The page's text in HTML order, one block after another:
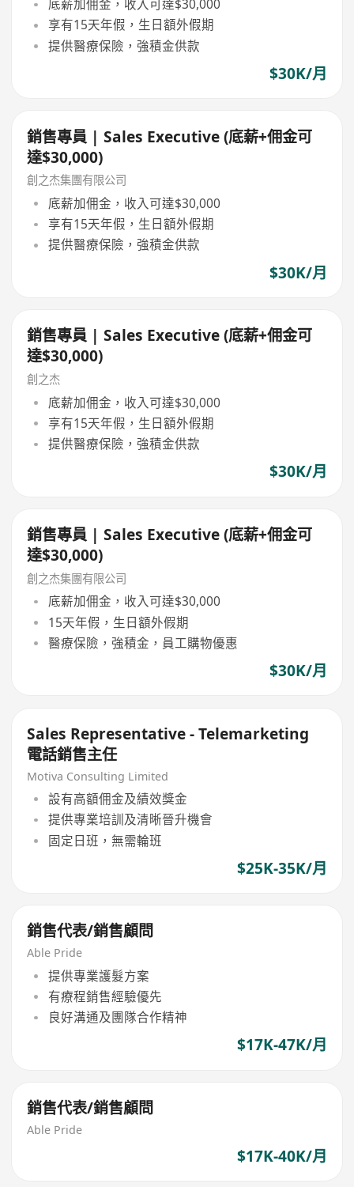
底薪加佣金，收入可達$30,000
享有15天年假，生日額外假期
提供醫療保險，強積金供款
$30K/月
銷售專員 | Sales Executive (底薪+佣金可
達$30,000)
創之杰集團有限公司
底薪加佣金，收入可達$30,000
享有15天年假，生日額外假期
提供醫療保險，強積金供款
$30K/月
銷售專員 | Sales Executive (底薪+佣金可
達$30,000)
創之杰
底薪加佣金，收入可達$30,000
享有15天年假，生日額外假期
提供醫療保險，強積金供款
$30K/月
銷售專員 | Sales Executive (底薪+佣金可
達$30,000)
創之杰集團有限公司
底薪加佣金，收入可達$30,000
15天年假，生日額外假期
醫療保險，強積金，員工購物優惠
$30K/月
Sales Representative - Telemarketing
電話銷售主任
Motiva Consulting Limited
設有高額佣金及績效獎金
提供專業培訓及清晰晉升機會
固定日班，無需輪班
$25K-35K/月
銷售代表/銷售顧問
Able Pride
提供專業護髮方案
有療程銷售經驗優先
良好溝通及團隊合作精神
$17K-47K/月
銷售代表/銷售顧問
Able Pride
$17K-40K/月